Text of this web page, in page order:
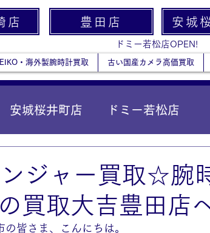
店 豊田店 安城
ドミー若松店OPEN!
・海外製腕時計買取 古い国産カメラ高価買取
安城桜井町店 ドミー若松店
ジャー買取☆腕
買取大吉豊田店
皆さま、こんにちは。